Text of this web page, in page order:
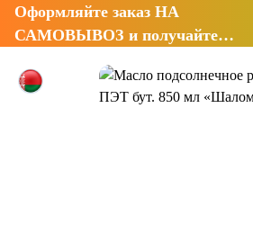
Оформляйте заказ НА
САМОВЫВОЗ и получайте